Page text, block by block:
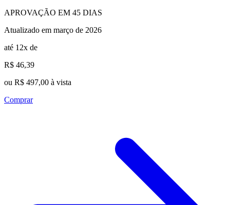
APROVAÇÃO EM 45 DIAS
Atualizado em março de 2026
até 12x de
R$ 46,39
ou R$ 497,00 à vista
Comprar